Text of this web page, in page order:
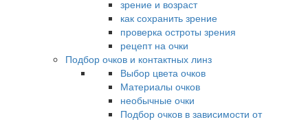
зрение и возраст
как сохранить зрение
проверка остроты зрения
рецепт на очки
Подбор очков и контактных линз
Выбор цвета очков
Материалы очков
необычные очки
Подбор очков в зависимости от